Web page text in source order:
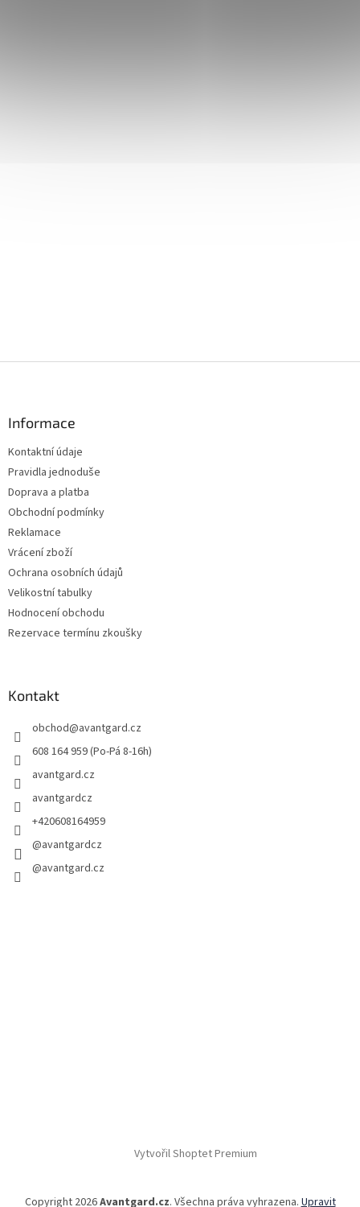
Informace
Kontaktní údaje
Pravidla jednoduše
Doprava a platba
Obchodní podmínky
Reklamace
Vrácení zboží
Ochrana osobních údajů
Velikostní tabulky
Hodnocení obchodu
Rezervace termínu zkoušky
Kontakt
obchod@avantgard.cz
608 164 959 (Po-Pá 8-16h)
avantgard.cz
avantgardcz
+420608164959
@avantgardcz
@avantgard.cz
Vytvořil Shoptet Premium
Copyright 2026Avantgard.cz. Všechna práva vyhrazena.Upravit